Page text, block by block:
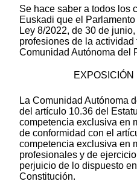
Se hace saber a todos los
Euskadi que el
Ley 8/2022, de 30 de
profesiones de la
Comunidad Autónoma del
EXPOSICIÓN
La Comunidad Autónoma
del artículo 10.36 del
competencia exclusiva en
de conformidad con el
competencia exclusiva en
profesionales y de
perjuicio de lo dispuesto
Constitución.